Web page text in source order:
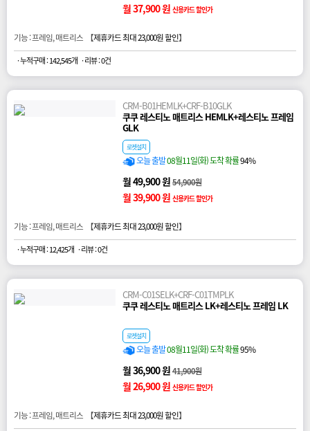
월 37,900 원 신용카드 할인가
기능 : 프레임, 매트리스 【제휴카드 최대 23,000원 할인】
· 누적구매 : 142,545개 · 리뷰 : 0건
CRM-B01HEMLK+CRF-B10GLK
쿠쿠 레스티노 매트리스 HEMLK+레스티노 프레임
GLK
로켓설치
오늘 출발08월11일(화) 도착 확률94%
월 49,900 원54,900원
월 39,900 원 신용카드 할인가
기능 : 프레임, 매트리스 【제휴카드 최대 23,000원 할인】
· 누적구매 : 12,425개 · 리뷰 : 0건
CRM-C01SELK+CRF-C01TMPLK
쿠쿠 레스티노 매트리스 LK+레스티노 프레임 LK
로켓설치
오늘 출발08월11일(화) 도착 확률95%
월 36,900 원41,900원
월 26,900 원 신용카드 할인가
기능 : 프레임, 매트리스 【제휴카드 최대 23,000원 할인】